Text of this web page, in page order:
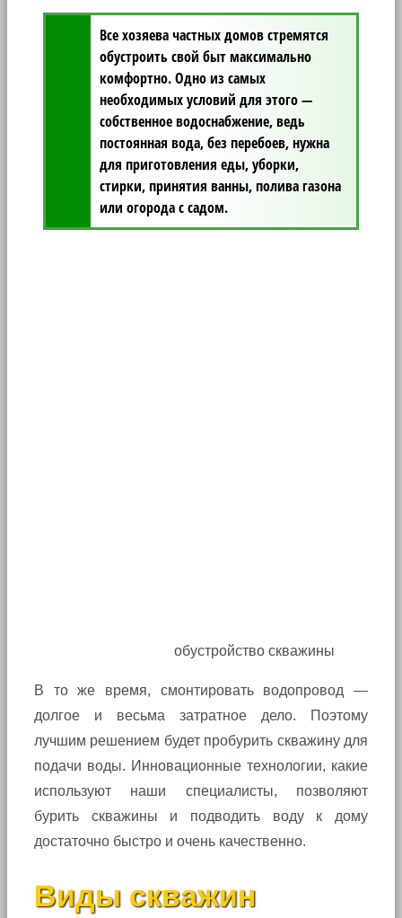
Все хозяева частных домов стремятся
обустроить свой быт максимально
комфортно.Одно из самых
необходимых условий для этого—
собственное водоснабжение, ведь
постоянная вода, без перебоев, нужна
для приготовления еды, уборки,
стирки, принятия ванны, полива газона
или огорода с садом.
обустройство скважины
В то же время, смонтировать водопровод —
долгое и весьма затратное дело. Поэтому
лучшим решением будет пробурить скважину для
подачи воды. Инновационные технологии, какие
используют наши специалисты, позволяют
бурить скважины и подводить воду к дому
достаточно быстро и очень качественно.
Виды скважин